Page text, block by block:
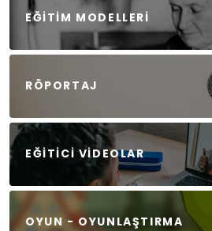
EĞITIM MODELLERI
RÖPORTAJ
EĞITICI VIDEOLAR
OYUN - OYUNLAŞTIRMA